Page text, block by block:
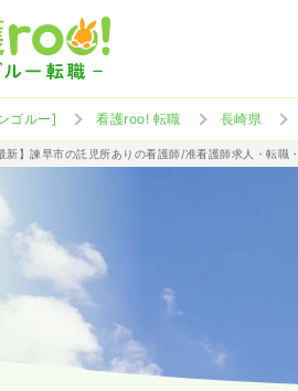
ゴルー] 看護roo! 転職 長崎県
新】諫早市の託児所ありの看護師/准看護師求人・転職